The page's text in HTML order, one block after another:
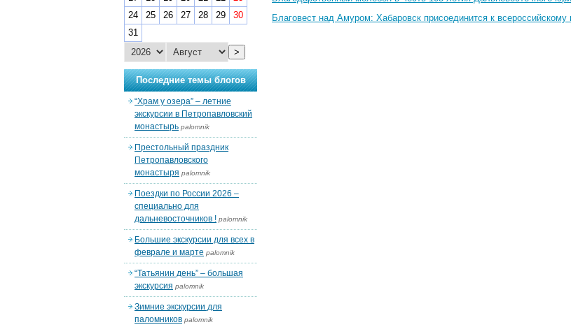
Благовест над Амуром: Хабаровск присоединится к всероссийскому
24
25 26 27 28 29
30
31
>
Последние темы блогов
“Храм у озера” – летние
экскурсии в Петропавловский
монастырь palomnik
Престольный праздник
Петропавловского
монастыря palomnik
Поездки по России 2026 –
специально для
дальневосточников ! palomnik
Большие экскурсии для всех в
феврале и марте palomnik
“Татьянин день” – большая
экскурсия palomnik
Зимние экскурсии для
паломников palomnik